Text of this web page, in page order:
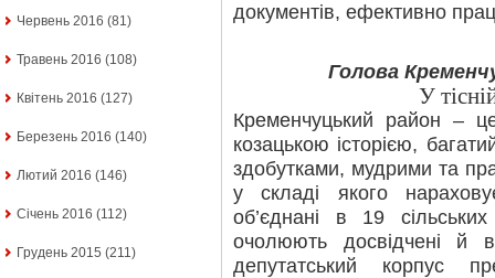
Червень 2016 (81)
Травень 2016 (108)
Квітень 2016 (127)
Березень 2016 (140)
Лютий 2016 (146)
Січень 2016 (112)
Грудень 2015 (211)
документів, ефективно
Голова
У
Кременчуцький район –
козацькою історією,
здобутками, мудрими та
у складі якого
об’єднані в 19
очолюють досвідчені й
депутатський корпус